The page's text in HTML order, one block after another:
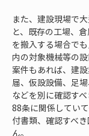
また、建設現場で
と、既存の工場、
を搬入する場合で
内の対象機械等の
案件もあれば、建
届、仮設設備、足
などを別に確認す
88条に関係してい
付書類、確認すべ
ん。